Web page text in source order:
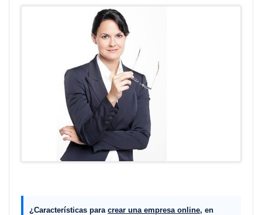
¿Características para crear una empresa online, en